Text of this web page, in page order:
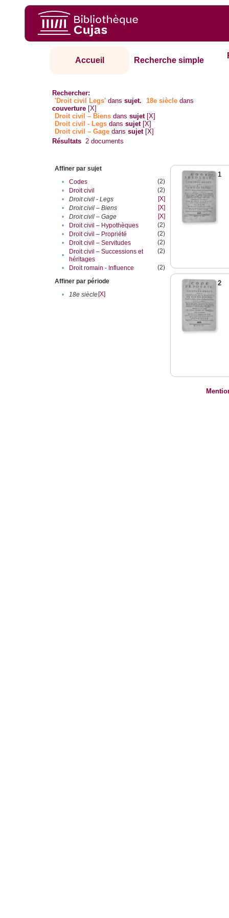
Accueil Recherche simple
Rechercher:
'Droit civil Legs' danssujet. 18e siècle dans
couverture [X]
Droit civil – Biens danssujet [X]
Droit civil - Legs danssujet [X]
Droit civil – Gage danssujet [X]
Résultats 2 documents
Affiner par sujet
•
Codes
(2)
•
Droit civil
(2)
•
Droit civil - Legs
[X]
•
Droit civil – Biens
[X]
•
Droit civil – Gage
[X]
•
Droit civil – Hypothèques
(2)
•
Droit civil – Propriété
(2)
•
Droit civil – Servitudes
(2)
•
Droit civil – Successions et
héritages
(2)
• Droit romain - Influence
(2)
Affiner par période
•
18e siècle[X]
1
2